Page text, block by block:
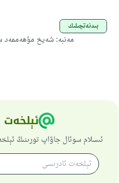
بىدئەتچىلىك
مەنبە: شەيخ مۇھەممەد
ئىسلام سوئال جاۋاپ تورىنىڭ